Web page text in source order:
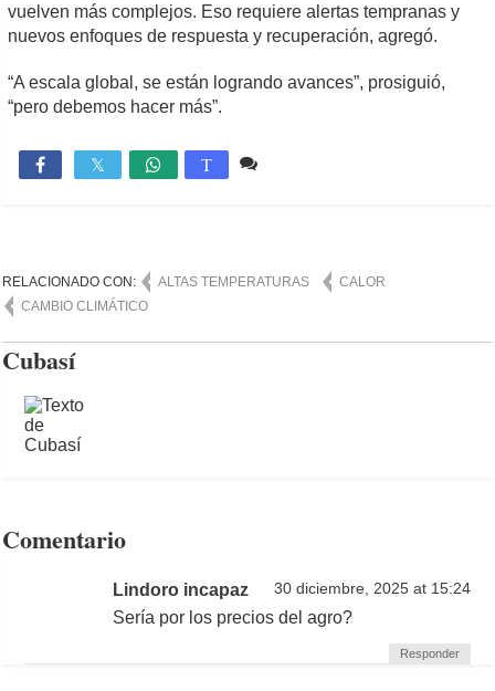
vuelven más complejos. Eso requiere alertas tempranas y
nuevos enfoques de respuesta y recuperación, agregó.
“A escala global, se están logrando avances”, prosiguió,
“pero debemos hacer más”.
 T
RELACIONADO CON: ALTAS TEMPERATURAS
CALOR
CAMBIO CLIMÁTICO
Cubasí
Comentario
Lindoro incapaz 30 diciembre, 2025 at 15:24
Sería por los precios del agro?
Responder